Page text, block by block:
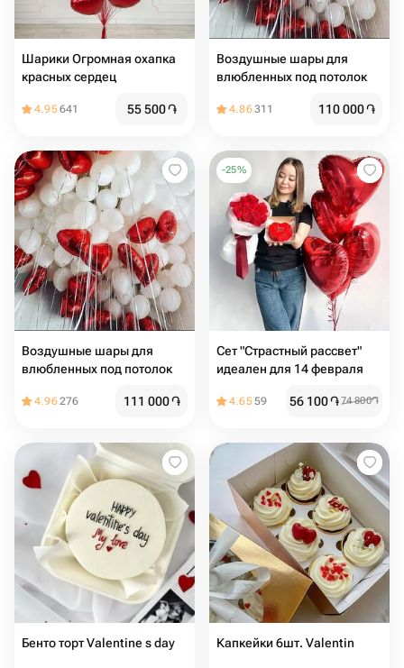
Шарики Огромная охапка
красных сердец
4.95641 55 500֏
Воздушные шары для
влюбленных под потолок
4.86311 110 000֏
Воздушные шары для
влюбленных под потолок
4.96276 111 000֏
-25%
Сет "Страстный рассвет"
идеален для 14 февраля
4.6559 56 100֏74 800֏
Бенто торт Valentine s day Капкейки 6шт. Valentin